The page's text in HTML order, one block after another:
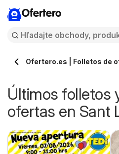
Ofertero
Ofertero.es | Folletos de
Últimos folletos
ofertas en Sant